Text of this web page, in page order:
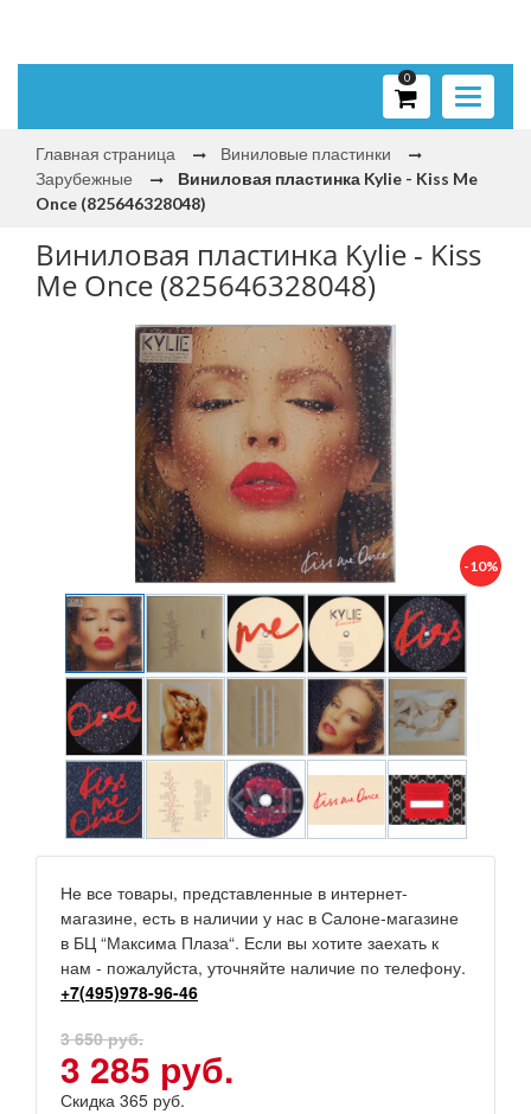
Toggle
0
Главная страница
Виниловые пластинки
Зарубежные
Виниловая пластинка Kylie - Kiss Me
Once (825646328048)
Виниловая пластинка Kylie - Kiss
Me Once (825646328048)
-10%
Не все товары, представленные в интернет-
магазине, есть в наличии у нас в Салоне-магазине
в БЦ “Максима Плаза“. Если вы хотите заехать к
нам - пожалуйста, уточняйте наличие по телефону.
+7(495)978-96-46
3 650 руб.
3 285 руб.
Скидка 365 руб.